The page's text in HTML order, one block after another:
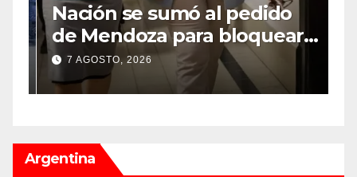
Nación se sumó al pedido
de Mendoza para bloquear
los celulares en las cárceles
de la provincia
7 AGOSTO, 2026
Argentina